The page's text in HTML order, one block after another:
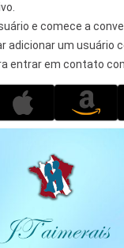
e comece a
adicionar um usuário
entrar em contato